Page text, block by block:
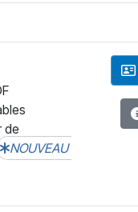
de
NOUVEAU